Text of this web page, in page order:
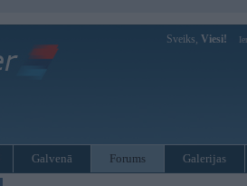
Sveiks, Viesi!
Galvenā Forums Galerijas